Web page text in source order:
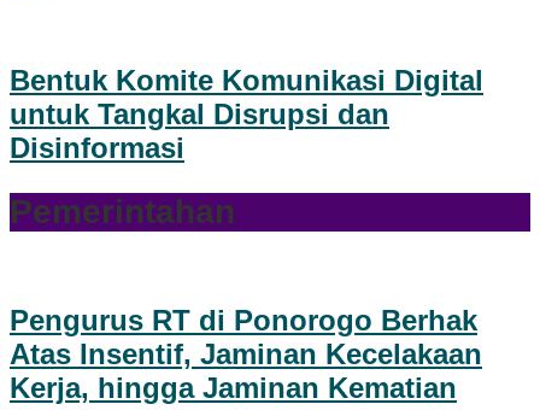
Bentuk Komite Komunikasi Digital
untuk Tangkal Disrupsi dan
Disinformasi
Pemerintahan
Kamis,
Redaksi
Sebar
Tweet
Pemerintahan
Pengurus RT di Ponorogo Berhak
Atas Insentif, Jaminan Kecelakaan
Kerja, hingga Jaminan Kematian